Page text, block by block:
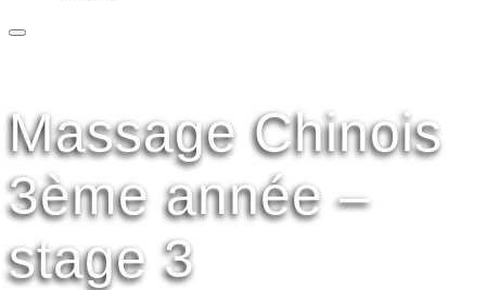
Massage Chinois
3ème année –
stage 3